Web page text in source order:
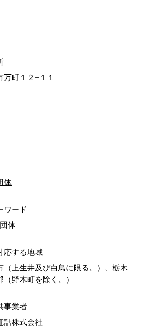
町１２−１１
体
ワード
体
応する地域
（上生井及び白鳥に限る。）、栃木
野木町を除く。）
事業者
話株式会社